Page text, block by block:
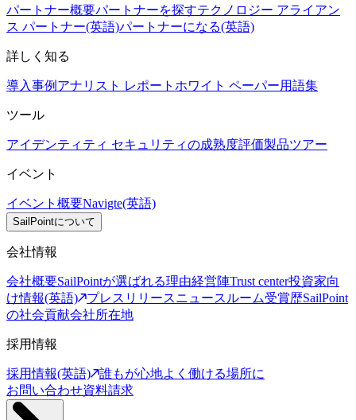
パートナー概要パートナーを探すテクノロジー アライアン
ス パートナー(英語)パートナーになる(英語)
詳しく知る
導入事例 アナリスト レポート ホワイト ペーパー用語集
ツール
アイデンティティ セキュリティの成熟度評価製品ツアー
イベント
イベント概要Navigte(英語)
SailPointについて
会社情報
会社概要SailPointが選ばれる理由経営陣Trust center投資家向
け情報(英語)
プレスリリースニュースルーム受賞歴SailPoint
の社会貢献会社所在地
採用情報
採用情報(英語)
誰もが心地よく働ける場所に
お問い合わせ資料請求